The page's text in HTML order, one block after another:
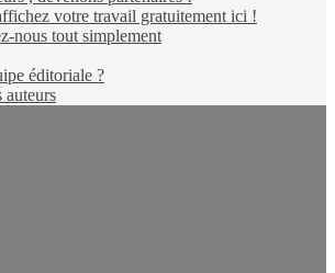
votre travail gratuitement ici !
nous tout simplement
éditoriale ?
auteurs